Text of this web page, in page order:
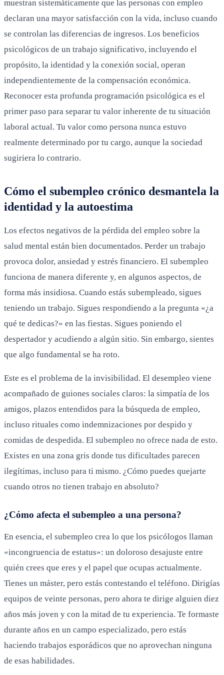
muestran sistemáticamente que las personas con empleo
declaran una mayor satisfacción con la vida, incluso cuando
se controlan las diferencias de ingresos. Los beneficios
psicológicos de un trabajo significativo, incluyendo el
propósito, la identidad y la conexión social, operan
independientemente de la compensación económica.
Reconocer esta profunda programación psicológica es el
primer paso para separar tu valor inherente de tu situación
laboral actual. Tu valor como persona nunca estuvo
realmente determinado por tu cargo, aunque la sociedad
sugiriera lo contrario.
Cómo el subempleo crónico desmantela la
identidad y la autoestima
Los efectos negativos de la pérdida del empleo sobre la
salud mental están bien documentados. Perder un trabajo
provoca dolor, ansiedad y estrés financiero. El subempleo
funciona de manera diferente y, en algunos aspectos, de
forma más insidiosa. Cuando estás subempleado, sigues
teniendo un trabajo. Sigues respondiendo a la pregunta «¿a
qué te dedicas?» en las fiestas. Sigues poniendo el
despertador y acudiendo a algún sitio. Sin embargo, sientes
que algo fundamental se ha roto.
Este es el problema de la invisibilidad. El desempleo viene
acompañado de guiones sociales claros: la simpatía de los
amigos, plazos entendidos para la búsqueda de empleo,
incluso rituales como indemnizaciones por despido y
comidas de despedida. El subempleo no ofrece nada de esto.
Existes en una zona gris donde tus dificultades parecen
ilegítimas, incluso para ti mismo. ¿Cómo puedes quejarte
cuando otros no tienen trabajo en absoluto?
¿Cómo afecta el subempleo a una persona?
En esencia, el subempleo crea lo que los psicólogos llaman
«incongruencia de estatus»: un doloroso desajuste entre
quién crees que eres y el papel que ocupas actualmente.
Tienes un máster, pero estás contestando el teléfono. Dirigías
equipos de veinte personas, pero ahora te dirige alguien diez
años más joven y con la mitad de tu experiencia. Te formaste
durante años en un campo especializado, pero estás
haciendo trabajos esporádicos que no aprovechan ninguna
de esas habilidades.